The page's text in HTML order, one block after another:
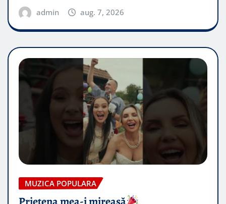
admin aug. 7, 2026
MUZICA POPULARA